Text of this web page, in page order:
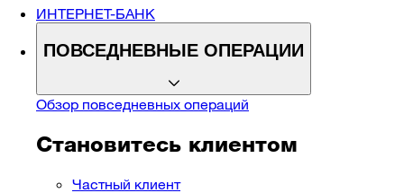
ИНТЕРНЕТ-БАНК
ПОВСЕДНЕВНЫЕ ОПЕРАЦИИ
Обзор повседневных операций
Становитесь клиентом
Частный клиент